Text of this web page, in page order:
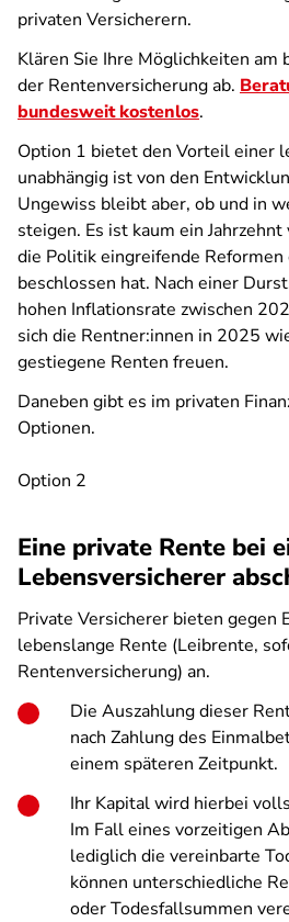
privaten Versicherern.
Klären Sie Ihre Möglichkeiten am
der Rentenversicherung ab.
bundesweit kostenlos.
Option 1 bietet den Vorteil einer
unabhängig ist von den
Ungewiss bleibt aber, ob und in
steigen. Es ist kaum ein
die Politik eingreifende
beschlossen hat. Nach einer
hohen Inflationsrate zwischen
sich die Rentner:innen in 2025
gestiegene Renten freuen.
Daneben gibt es im privaten
Optionen.
Option 2
Eine private Rente bei
Lebensversicherer
Private Versicherer bieten gegen
lebenslange Rente (Leibrente,
Rentenversicherung) an.
Die Auszahlung dieser
nach Zahlung des
einem späteren Zeitpunkt.
Ihr Kapital wird hierbei
Im Fall eines vorzeitigen
lediglich die vereinbarte
können unterschiedliche
oder Todesfallsummen